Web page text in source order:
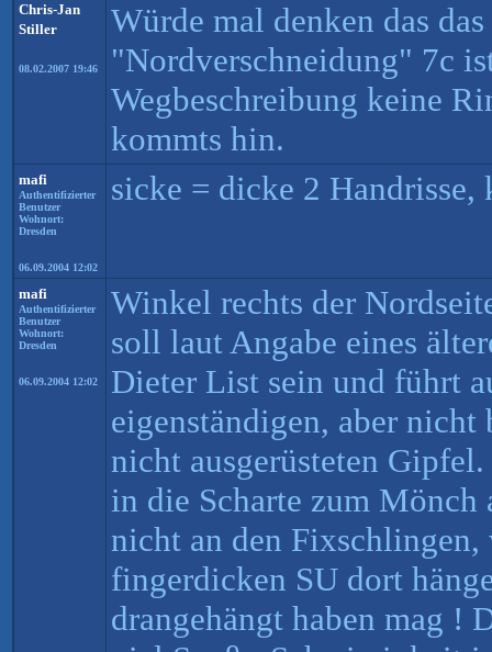
Chris-Jan
Stiller
08.02.2007 19:46
Würde mal denken das
"Nordverschneidung" 7c
Wegbeschreibung keine
kommts hin.
mafi
Authentifizierter
Benutzer
Wohnort:
Dresden
06.09.2004 12:02
sicke = dicke 2
mafi
Authentifizierter
Benutzer
Wohnort:
Dresden
06.09.2004 12:02
Winkel rechts der
soll laut Angabe eines
Dieter List sein und führt
eigenständigen, aber nicht
nicht ausgerüsteten
in die Scharte zum Mönch
nicht an den Fixschlingen,
fingerdicken SU dort
drangehängt haben mag !